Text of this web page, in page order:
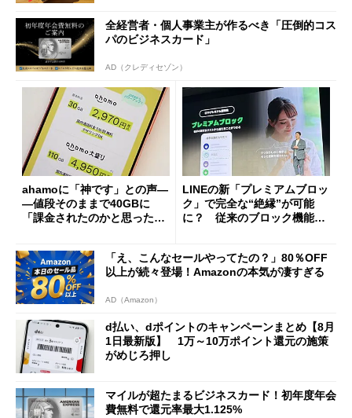
全経営者・個人事業主が作るべき「圧倒的コス
パのビジネスカード」
AD（クレディセゾン）
ahamoに「神です」との声―
―値段そのままで40GBに
「課金されたのかと思った」
LINEの新「プレミアムブロッ
ク」で完全な“絶縁”が可能
に？ 従来のブロック機能と
「え、こんなセールやってたの？」80％OFF
以上が続々登場！Amazonの本気が凄すぎる
AD（Amazon）
d払い、dポイントのキャンペーンまとめ【8月
1日最新版】 1万～10万ポイント還元の施策
がめじろ押し
マイルが超たまるビジネスカード！初年度年会
費無料で還元率最大1.125%